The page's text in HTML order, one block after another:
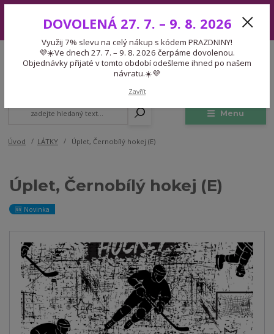
7. – 9. 8. 2026 čerpáme dovolenou. Objednávky přijaté v tomto období
odešleme ihned po našem návratu.☀️💜
Menu
CZK
Expedice 775 866 913
Po-Čt 9-15:30 Pá 9-14:30 Pauza 13-13:45
Úvod LÁTKY Úplet, Černobílý hokej (E)
Úplet, Černobílý hokej (E)
🆕 Novinka
DOVOLENÁ 27. 7. – 9. 8. 2026
Využij 7% slevu na celý nákup s kódem PRAZDNINY!
💜☀️Ve dnech 27. 7. – 9. 8. 2026 čerpáme dovolenou.
Objednávky přijaté v tomto období odešleme ihned po našem
návratu.☀️💜
Zavřít